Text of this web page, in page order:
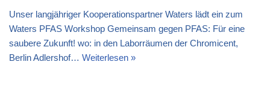
Unser langjähriger Kooperationspartner Waters lädt ein zum
Waters PFAS Workshop Gemeinsam gegen PFAS: Für eine
saubere Zukunft! wo: in den Laborräumen der Chromicent,
Berlin Adlershof… Weiterlesen »